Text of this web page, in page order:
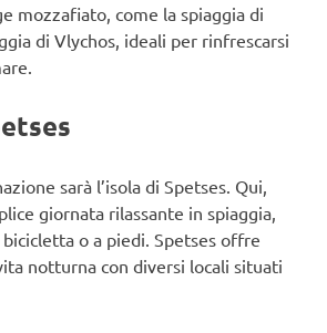
mozzafiato, come la spiaggia di
di Vlychos, ideali per rinfrescarsi
sarà l’isola di Spetses. Qui,
giornata rilassante in spiaggia,
o a piedi. Spetses offre
notturna con diversi locali situati